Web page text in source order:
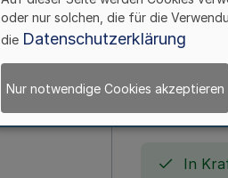
In
In
oder nur solchen, die für die
die Datenschutzerklärung
Nur notwendige Cookies akzeptieren